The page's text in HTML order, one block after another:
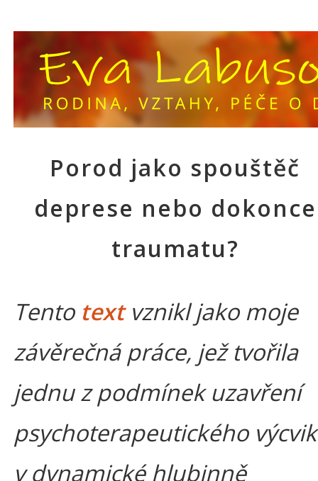
Porod jako spouštěč
deprese nebo dokonce
traumatu?
Tento textvznikl jako moje
závěrečná práce, jež tvořila
jednu z podmínek uzavření
psychoterapeutického
v dynamické hlubinně